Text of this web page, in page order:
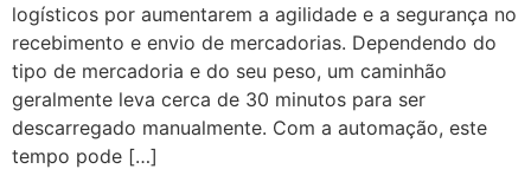
logísticos por aumentarem a agilidade e a segurança no
recebimento e envio de mercadorias. Dependendo do
tipo de mercadoria e do seu peso, um caminhão
geralmente leva cerca de 30 minutos para ser
descarregado manualmente. Com a automação, este
tempo pode […]